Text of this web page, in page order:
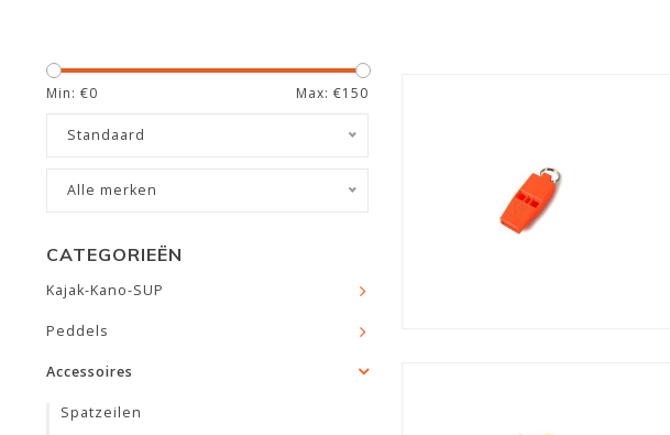
Min: €0 Max: €150
Standaard
Alle merken
CATEGORIEËN
Kajak-Kano-SUP
Peddels
Accessoires
Spatzeilen